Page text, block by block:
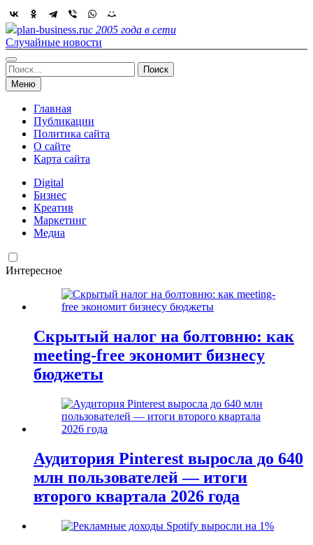
Skip
to
content
plan-business.ruс 2005 года в сети
Случайные новости
Найти:
Меню
Главная
Публикации
Политика сайта
О сайте
Карта сайта
Digital
Бизнес
Креатив
Маркетинг
Медиа
Интересное
Скрытый налог на болтовню: как
meeting-free экономит бизнесу
бюджеты
Аудитория Pinterest выросла до 640
млн пользователей — итоги
второго квартала 2026 года